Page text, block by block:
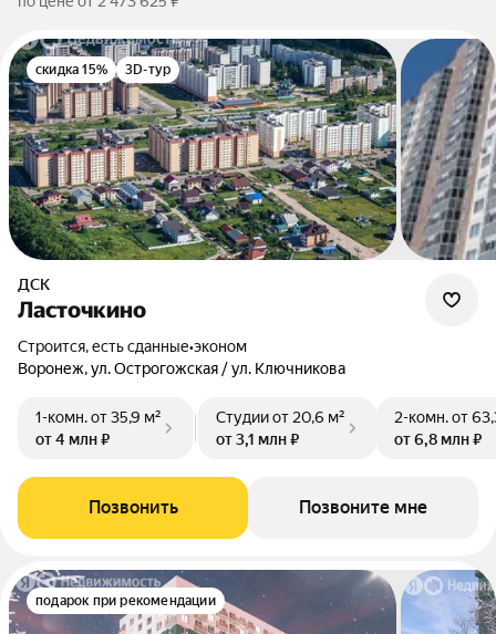
скидка 15% 3D-тур
ДСК
Ласточкино
Строится, есть сданные•эконом
Воронеж, ул. Острогожская / ул. Ключникова
1-комн.от 35,9 м²
от 4 млн ₽
Студииот 20,6 м²
от 3,1 млн ₽
2-комн.от
от 6,8 млн ₽
Позвонить Позвоните мне
подарок при рекомендации